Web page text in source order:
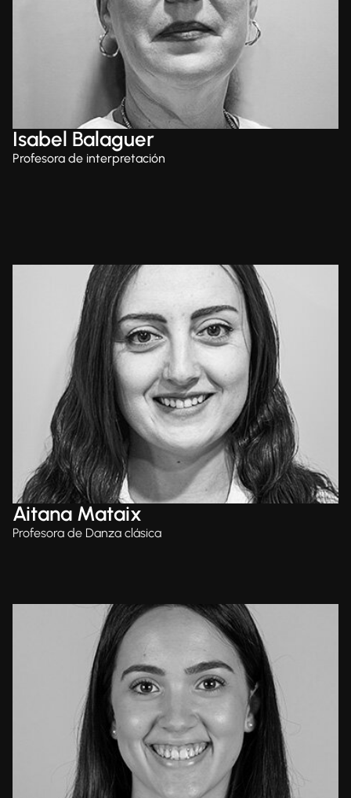
Isabel Balaguer
Profesora de interpretación
Aitana Mataix
Profesora de Danza clásica